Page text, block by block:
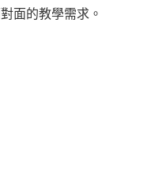
面的教學需求。